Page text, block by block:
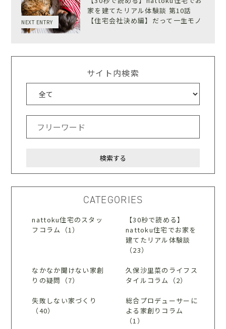
NEXT ENTRY
家を建てたリアル体験談 第10話
【住宅会社決め編】だって一生モノ
サイト内検索
CATEGORIES
nattoku住宅のスタッ
フコラム（1）
【30秒で読める】
nattoku住宅でお家を
建てたリアル体験談
（23）
なかなか聞けない家創
りの疑問（7）
久保沙里菜のライフス
タイルコラム（2）
失敗しない家づくり
（40）
総合プロデューサーに
よる家創りコラム
（1）